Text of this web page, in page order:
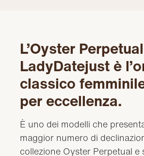
L’Oyster Perpetual
LadyDatejust è
classico
per eccellenza.
È uno dei modelli che
maggior numero di
collezione Oyster Perpetual e